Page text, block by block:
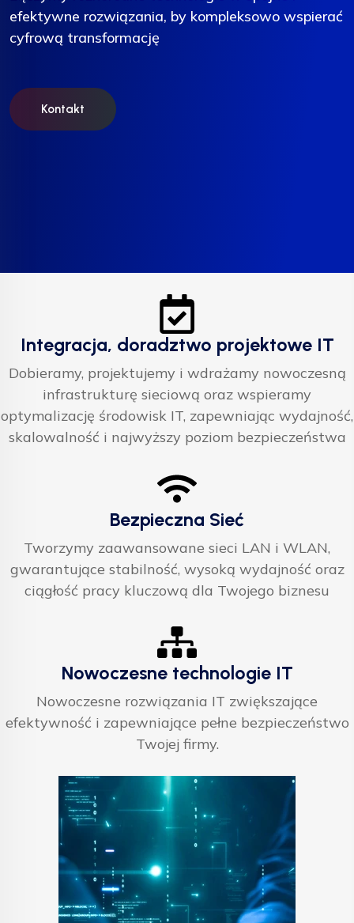
efektywne rozwiązania, by kompleksowo wspierać
cyfrową transformację
Kontakt
efektywne rozwiązania, by kompleksowo wspierać
cyfrową transformację
Kontakt
efektywne rozwiązania, by kompleksowo wspierać
cyfrową transformację
Kontakt
Integracja, doradztwo projektowe IT
Dobieramy, projektujemy i wdrażamy nowoczesną
infrastrukturę sieciową oraz wspieramy
optymalizację środowisk IT, zapewniając wydajność,
skalowalność i najwyższy poziom bezpieczeństwa
Bezpieczna Sieć
Tworzymy zaawansowane sieci LAN i WLAN,
gwarantujące stabilność, wysoką wydajność oraz
ciągłość pracy kluczową dla Twojego biznesu
Nowoczesne technologie IT
Nowoczesne rozwiązania IT zwiększające
efektywność i zapewniające pełne bezpieczeństwo
Twojej firmy.